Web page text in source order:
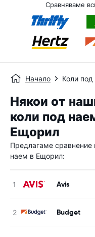
Сравняваме
Начало Коли
Някои от
коли под
Ещорил
Предлагаме сравнение
наем в Ещорил:
Avis
Budget